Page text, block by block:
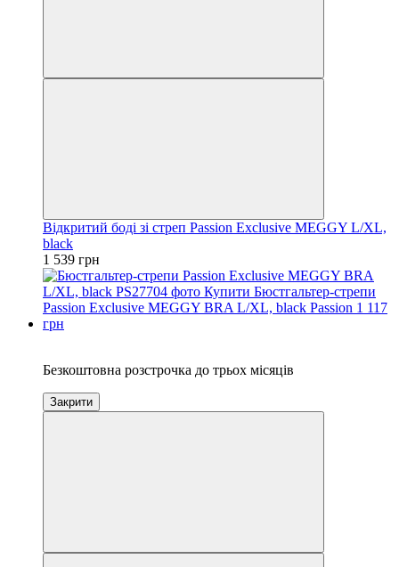
Відкритий боді зі стреп Passion Exclusive MEGGY L/XL,
black
1 539 грн
Безкоштовна розстрочка до трьох місяців
Закрити